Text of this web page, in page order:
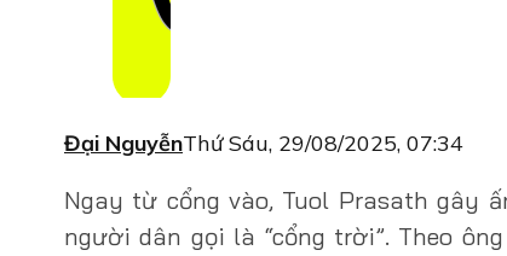
Đại NguyễnThứ Sáu, 29/08/2025, 07:34
Ngay từ cổng vào, Tuol Prasath gây
người dân gọi là “cổng trời”. Theo